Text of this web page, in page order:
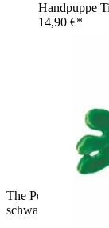
The Puppet
schwarzer Affe mit
Handpuppe
14,90 €*